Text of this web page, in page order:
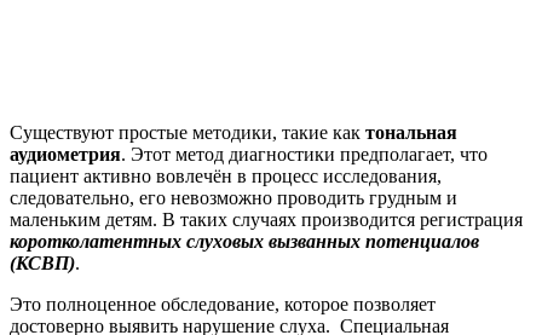
Существуют простые методики, такие как тональная
аудиометрия. Этот метод диагностики предполагает, что
пациент активно вовлечён в процесс исследования,
следовательно, его невозможно проводить грудным и
маленьким детям. В таких случаях производится регистрация
коротколатентных слуховых вызванных потенциалов
(КСВП).
Это полноценное обследование, которое позволяет
достоверно выявить нарушение слуха. Специальная